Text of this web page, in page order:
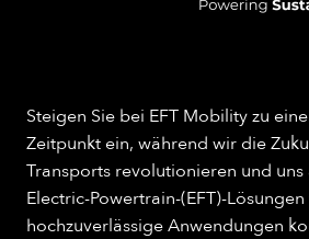
Steigen Sie bei EFT Mobility zu
Zeitpunkt ein, während wir die
Transports revolutionieren und
Electric-Powertrain-(EFT)-
hochzuverlässige Anwendungen